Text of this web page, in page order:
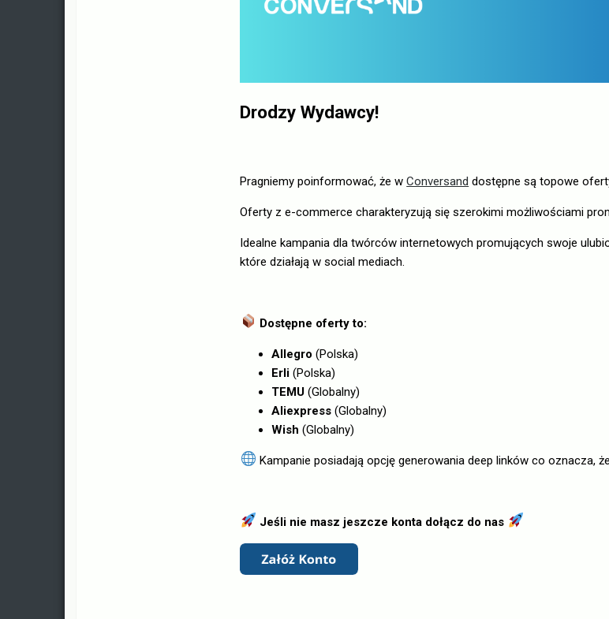
Drodzy Wydawcy!
Pragniemy poinformować, że wConversand dostępne są topowe
Oferty z e-commerce charakteryzują się szerokimi możliwościami
Idealne kampania dla twórców internetowych promujących swoje
które działają w social mediach.
Dostępne oferty to:
Allegro (Polska)
Erli(Polska)
TEMU (Globalny)
Aliexpress (Globalny)
Wish (Globalny)
Kampanie posiadają opcję generowania deep linków co oznacza,
Jeśli nie masz jeszcze konta dołącz do nas